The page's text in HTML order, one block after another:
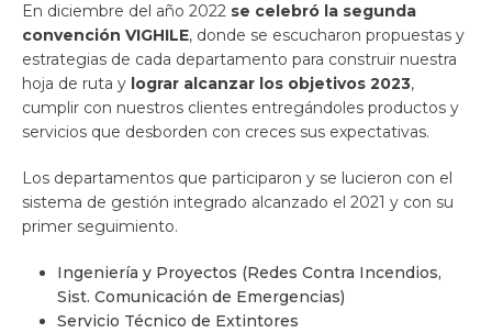
En diciembre del año 2022 se celebró la segunda
convención VIGHILE, donde se escucharon propuestas y
estrategias de cada departamento para construir nuestra
hoja de ruta y lograr alcanzar los objetivos 2023,
cumplir con nuestros clientes entregándoles productos y
servicios que desborden con creces sus expectativas.
Los departamentos que participaron y se lucieron con el
sistema de gestión integrado alcanzado el 2021 y con su
primer seguimiento.
Ingeniería y Proyectos (Redes Contra Incendios,
Sist. Comunicación de Emergencias)
Servicio Técnico de Extintores